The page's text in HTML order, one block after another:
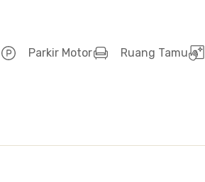
Parkir Motor Ruang Tamu